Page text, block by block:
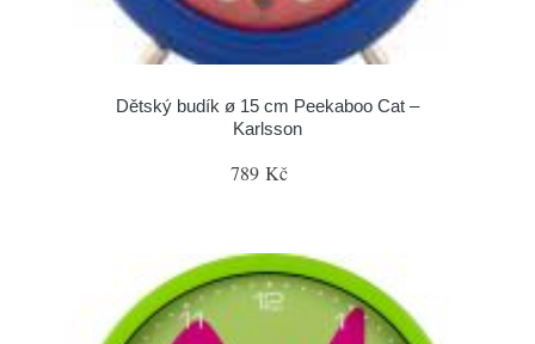
Dětský budík ø 15 cm Peekaboo Cat –
Karlsson
789 Kč